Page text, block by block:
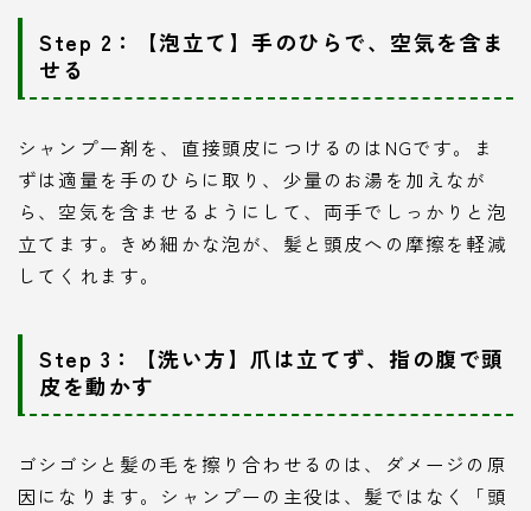
Step 2：【泡立て】手のひらで、空気を含ま
せる
シャンプー剤を、直接頭皮につけるのはNGです。ま
ずは適量を手のひらに取り、少量のお湯を加えなが
ら、空気を含ませるようにして、両手でしっかりと泡
立てます。きめ細かな泡が、髪と頭皮への摩擦を軽減
してくれます。
Step 3：【洗い方】爪は立てず、指の腹で頭
皮を動かす
ゴシゴシと髪の毛を擦り合わせるのは、ダメージの原
因になります。シャンプーの主役は、髪ではなく「頭